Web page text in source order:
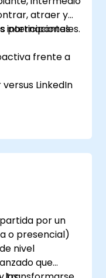
atraer y
internacionales.
participantes
frente a
LinkedIn
candidatos y
de
por un
o presencial)
nivel
que